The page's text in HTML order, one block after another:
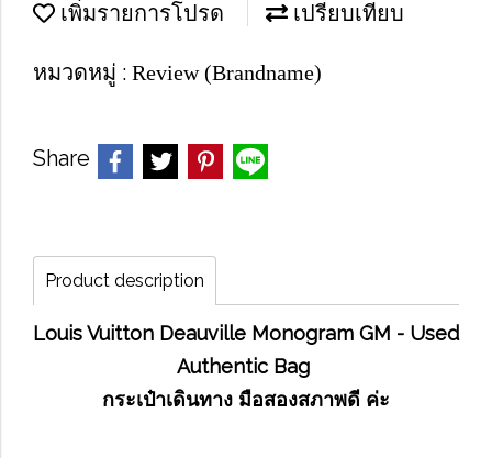
เพิ่มรายการโปรด เปรียบเทียบ
หมวดหมู่ : Review (Brandname)
Share
Product description
Louis Vuitton Deauville Monogram GM - Used
Authentic Bag
กระเป๋าเดินทาง มือสองสภาพดี ค่ะ